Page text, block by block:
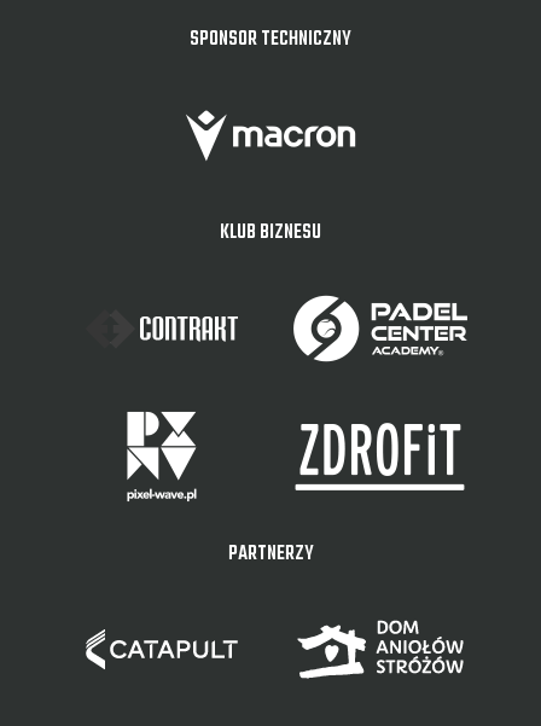
SPONSOR TECHNICZNY
KLUB BIZNESU
PARTNERZY